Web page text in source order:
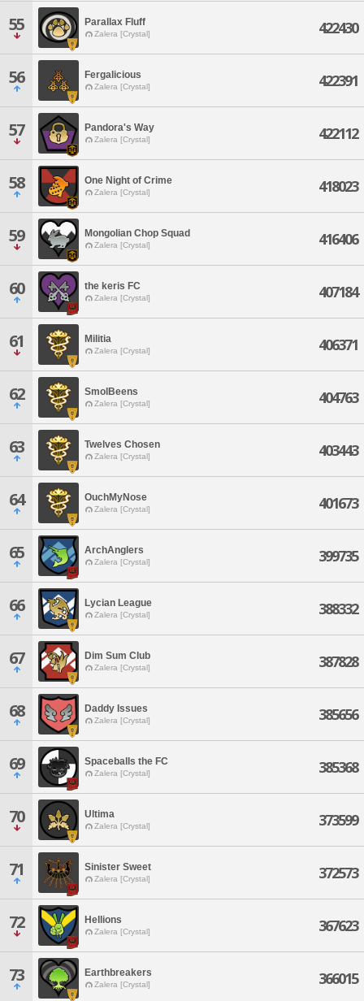
55 Parallax Fluff
Zalera [Crystal] 422430
56 Fergalicious
Zalera [Crystal] 422391
57 Pandora's Way
Zalera [Crystal] 422112
58 One Night of Crime
Zalera [Crystal] 418023
59 Mongolian Chop Squad
Zalera [Crystal] 416406
60 the keris FC
Zalera [Crystal] 407184
61 Militia
Zalera [Crystal] 406371
62 SmolBeens
Zalera [Crystal] 404763
63 Twelves Chosen
Zalera [Crystal] 403443
64 OuchMyNose
Zalera [Crystal] 401673
65 ArchAnglers
Zalera [Crystal] 399735
66 Lycian League
Zalera [Crystal] 388332
67 Dim Sum Club
Zalera [Crystal] 387828
68 Daddy Issues
Zalera [Crystal] 385656
69 Spaceballs the FC
Zalera [Crystal] 385368
70 Ultima
Zalera [Crystal] 373599
71 Sinister Sweet
Zalera [Crystal] 372573
72 Hellions
Zalera [Crystal] 367623
73 Earthbreakers
Zalera [Crystal] 366015